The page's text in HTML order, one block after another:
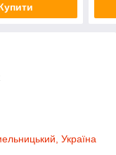
Україна